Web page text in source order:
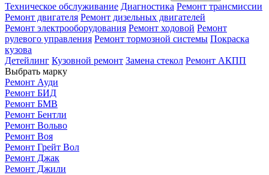
Техническое обслуживание Диагностика Ремонт трансмиссии
Ремонт двигателя Ремонт дизельных двигателей
Ремонт электрооборудования Ремонт ходовой Ремонт
рулевого управления Ремонт тормозной системы Покраска
кузова
Детейлинг Кузовной ремонт Замена стекол Ремонт АКПП
Выбрать марку
Ремонт Ауди
Ремонт БИД
Ремонт БМВ
Ремонт Бентли
Ремонт Вольво
Ремонт Воя
Ремонт Грейт Вол
Ремонт Джак
Ремонт Джили